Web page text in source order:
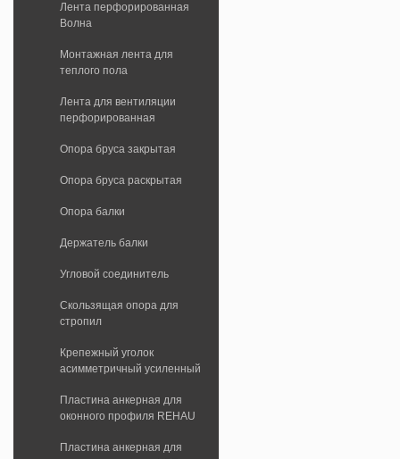
Лента перфорированная
Волна
Монтажная лента для
теплого пола
Лента для вентиляции
перфорированная
Опора бруса закрытая
Опора бруса раскрытая
Опора балки
Держатель балки
Угловой соединитель
Скользящая опора для
стропил
Крепежный уголок
асимметричный усиленный
Пластина анкерная для
оконного профиля REHAU
Пластина анкерная для